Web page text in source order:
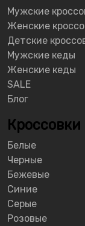
Мужские
Женские
Детские
Мужские кеды
Женские кеды
SALE
Блог
Белые
Черные
Бежевые
Синие
Серые
Розовые